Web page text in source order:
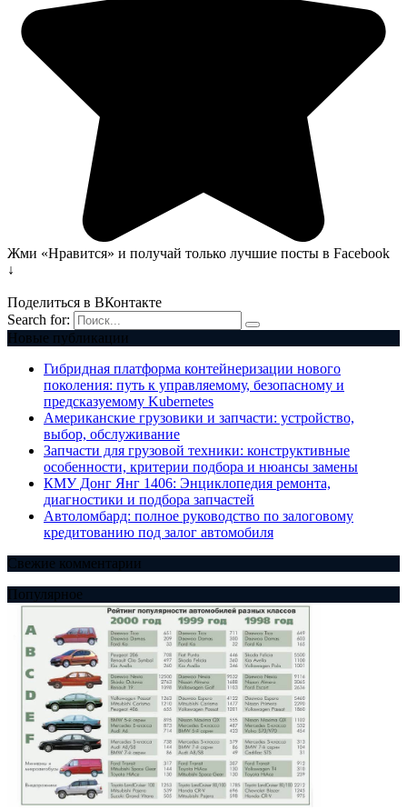
Жми «Нравится» и получай только лучшие посты в Facebook
↓
Поделиться в ВКонтакте
Search for:
Новые публикации
Гибридная платформа контейнеризации нового
поколения: путь к управляемому, безопасному и
предсказуемому Kubernetes
Американские грузовики и запчасти: устройство,
выбор, обслуживание
Запчасти для грузовой техники: конструктивные
особенности, критерии подбора и нюансы замены
КМУ Донг Янг 1406: Энциклопедия ремонта,
диагностики и подбора запчастей
Автоломбард: полное руководство по залоговому
кредитованию под залог автомобиля
Свежие комментарии
Популярное